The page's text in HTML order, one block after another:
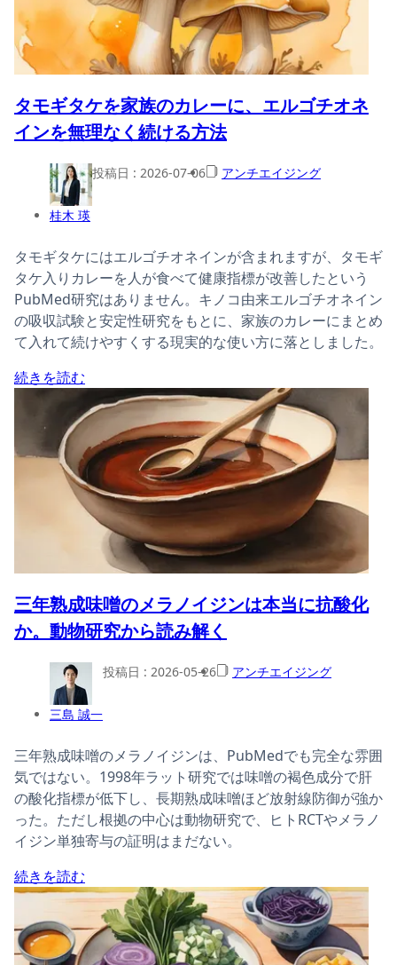
タモギタケを家族のカレーに、エルゴチオネ
インを無理なく続ける方法
桂木 瑛
投稿日 : 2026-07-06 アンチエイジング
タモギタケにはエルゴチオネインが含まれますが、タモギ
タケ入りカレーを人が食べて健康指標が改善したという
PubMed研究はありません。キノコ由来エルゴチオネイン
の吸収試験と安定性研究をもとに、家族のカレーにまとめ
て入れて続けやすくする現実的な使い方に落としました。
続きを読む
三年熟成味噌のメラノイジンは本当に抗酸化
か。動物研究から読み解く
三島 誠一
投稿日 : 2026-05-26 アンチエイジング
三年熟成味噌のメラノイジンは、PubMedでも完全な雰囲
気ではない。1998年ラット研究では味噌の褐色成分で肝
の酸化指標が低下し、長期熟成味噌ほど放射線防御が強か
った。ただし根拠の中心は動物研究で、ヒトRCTやメラノ
イジン単独寄与の証明はまだない。
続きを読む